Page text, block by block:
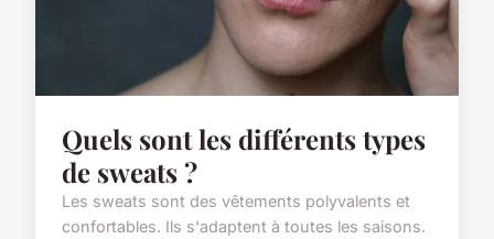
Quels sont les différents types
de sweats ?
Les sweats sont des vêtements polyvalents et
confortables. Ils s'adaptent à toutes les saisons.